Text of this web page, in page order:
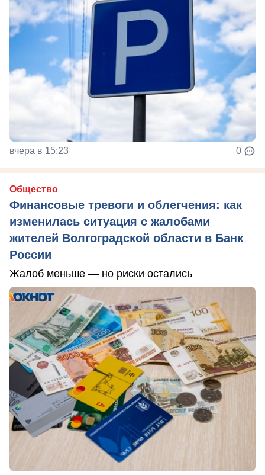
вчера в 15:23 0
Общество
Финансовые тревоги и облегчения: как
изменилась ситуация с жалобами
жителей Волгоградской области в Банк
России
Жалоб меньше — но риски остались